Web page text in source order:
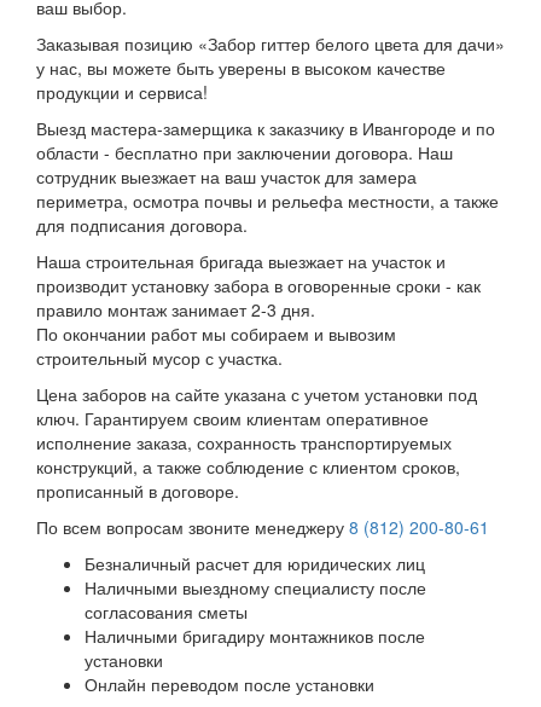
ваш выбор.
Заказывая позицию «Забор гиттер белого цвета для дачи»
у нас, вы можете быть уверены в высоком качестве
продукции и сервиса!
Выезд мастера-замерщика к заказчику в Ивангороде и по
области - бесплатно при заключении договора. Наш
сотрудник выезжает на ваш участок для замера
периметра, осмотра почвы и рельефа местности, а также
для подписания договора.
Наша строительная бригада выезжает на участок и
производит установку забора в оговоренные сроки - как
правило монтаж занимает 2-3 дня.
По окончании работ мы собираем и вывозим
строительный мусор с участка.
Цена заборов на сайте указана с учетом установки под
ключ. Гарантируем своим клиентам оперативное
исполнение заказа, сохранность транспортируемых
конструкций, а также соблюдение с клиентом сроков,
прописанный в договоре.
По всем вопросам звоните менеджеру 8 (812) 200-80-61
Безналичный расчет для юридических лиц
Наличными выездному специалисту после
согласования сметы
Наличными бригадиру монтажников после
установки
Онлайн переводом после установки